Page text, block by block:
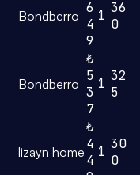
Bondberro 6
4
9
1 36
0
Bondberro
₺
5
3
7
1 32
5
lizayn home
₺
4
4
1 30
0